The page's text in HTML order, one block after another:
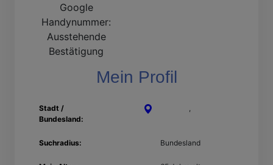
Google
Handynummer:
Ausstehende
Bestätigung
Mein Profil
Stadt /
Bundesland:
,
Suchradius: Bundesland